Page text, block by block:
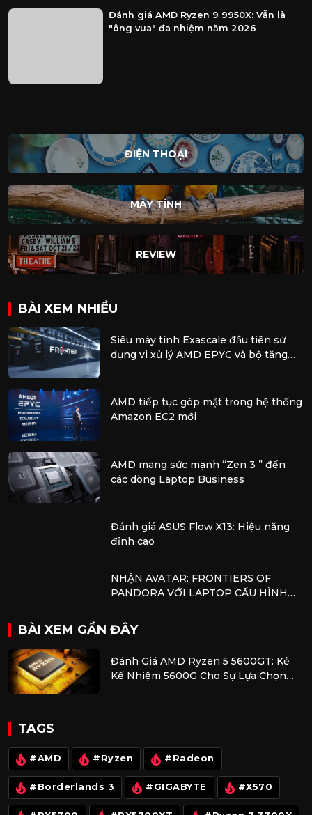
Đánh giá AMD Ryzen 9 9950X: Vẫn là
"ông vua" đa nhiệm năm 2026
ĐIỆN THOẠI
MÁY TÍNH
REVIEW
BÀI XEM NHIỀU
Siêu máy tính Exascale đầu tiên sử
dụng vi xử lý AMD EPYC và bộ tăng
AMD tiếp tục góp mặt trong hệ thống
Amazon EC2 mới
AMD mang sức mạnh “Zen 3 ” đến
các dòng Laptop Business
Đánh giá ASUS Flow X13: Hiệu năng
đỉnh cao
NHẬN AVATAR: FRONTIERS OF
AMD
BÀI XEM GẦN ĐÂY
Đánh Giá AMD Ryzen 5 5600GT: Kẻ
TAGS
#AMD #Ryzen #Radeon
#Borderlands 3 #GIGABYTE #X570